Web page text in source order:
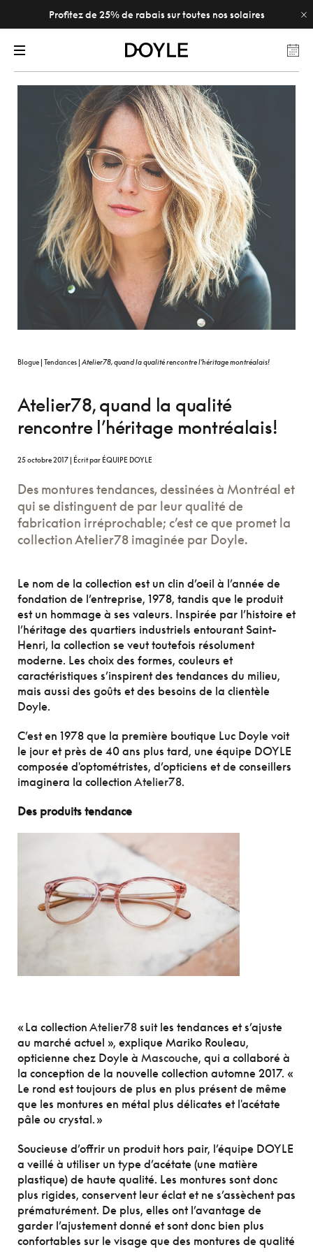
Profitez de 25% de rabais sur toutes nos solaires
Blogue | Tendances | Atelier78, quand la qualité rencontre l’héritage montréalais!
Atelier78, quand la qualité
rencontre l’héritage montréalais!
25octobre 2017 | Écrit par ÉQUIPE DOYLE
Des montures tendances, dessinées à Montréal et
qui se distinguent de par leur qualité de
fabrication irréprochable; c’est ce que promet la
collection Atelier78 imaginée par Doyle.
Le nom de la collection est un clin d’oeil à l’année de
fondation de l’entreprise, 1978, tandis que le produit
est un hommage à ses valeurs. Inspirée par l’histoire et
l’héritage des quartiers industriels entourant Saint-
Henri, la collection se veut toutefois résolument
moderne. Les choix des formes, couleurs et
caractéristiques s’inspirent des tendances du milieu,
mais aussi des goûts et des besoins de la clientèle
Doyle.
C’est en 1978 que la première boutique Luc Doyle voit
le jour et près de 40 ans plus tard, une équipe DOYLE
composée d'optométristes, d’opticiens et de conseillers
imaginera la collection Atelier78.
Des produits tendance
« La collection Atelier78 suit les tendances et s’ajuste
au marché actuel », explique Mariko Rouleau,
opticienne chez Doyle à Mascouche, qui a collaboré à
la conception de la nouvelle collection automne 2017. «
Le rond est toujours de plus en plus présent de même
que les montures en métal plus délicates et l'acétate
pâle ou crystal. »
Soucieuse d’offrir un produit hors pair, l’équipe DOYLE
a veillé à utiliser un type d’acétate (une matière
plastique) de haute qualité. Les montures sont donc
plus rigides, conservent leur éclat et ne s’assèchent pas
prématurément. De plus, elles ont l’avantage de
garder l’ajustement donné et sont donc bien plus
confortables sur le visage que des montures de qualité